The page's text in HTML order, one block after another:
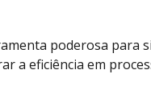
poderosa para
a eficiência em